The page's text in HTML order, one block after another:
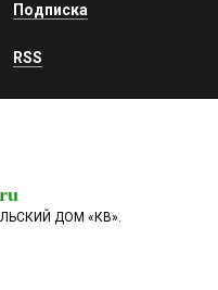
Подписка
RSS
ДОМ «КВ».